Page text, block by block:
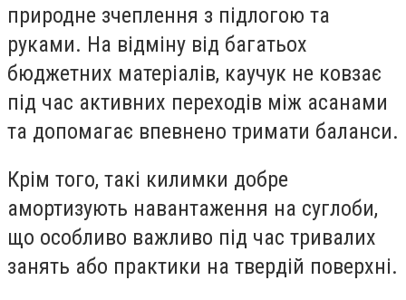
природне зчеплення з підлогою та
руками. На відміну від багатьох
бюджетних матеріалів, каучук не ковзає
під час активних переходів між асанами
та допомагає впевнено тримати баланси.
Крім того, такі килимки добре
амортизують навантаження на суглоби,
що особливо важливо під час тривалих
занять або практики на твердій поверхні.